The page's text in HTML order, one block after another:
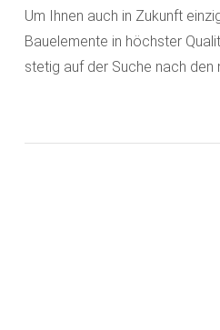
Um Ihnen auch in Zukunft
Bauelemente in höchster
stetig auf der Suche nach den